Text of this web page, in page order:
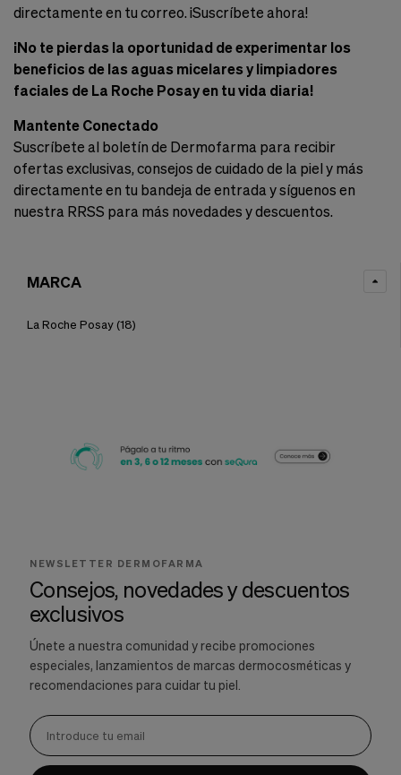
directamente en tu correo. ¡Suscríbete ahora!
¡No te pierdas la oportunidad de experimentar los
beneficios de las aguas micelares y limpiadores
faciales de La Roche Posay en tu vida diaria!
Mantente Conectado
Suscríbete al boletín de Dermofarma para recibir
ofertas exclusivas, consejos de cuidado de la piel y más
directamente en tu bandeja de entrada y síguenos en
nuestra RRSS para más novedades y descuentos.
MARCA
La Roche Posay (18)
NEWSLETTER DERMOFARMA
Consejos, novedades y descuentos
exclusivos
Únete a nuestra comunidad y recibe promociones
especiales, lanzamientos de marcas dermocosméticas y
recomendaciones para cuidar tu piel.